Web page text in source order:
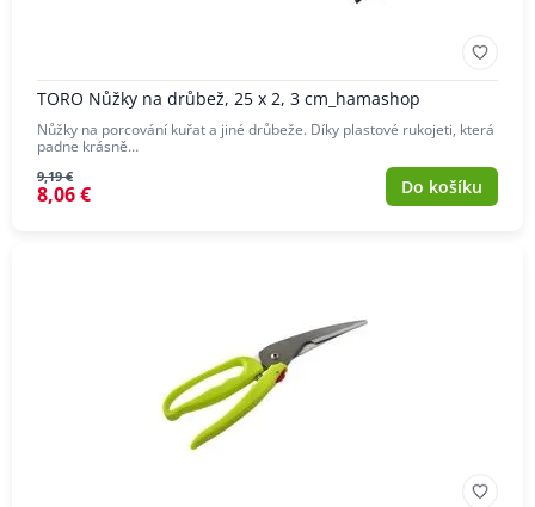
TORO Nůžky na drůbež, 25 x 2, 3 cm_hamashop
Nůžky na porcování kuřat a jiné drůbeže. Díky plastové rukojeti, která
padne krásně…
9,19 €
8,06 € Do košíku